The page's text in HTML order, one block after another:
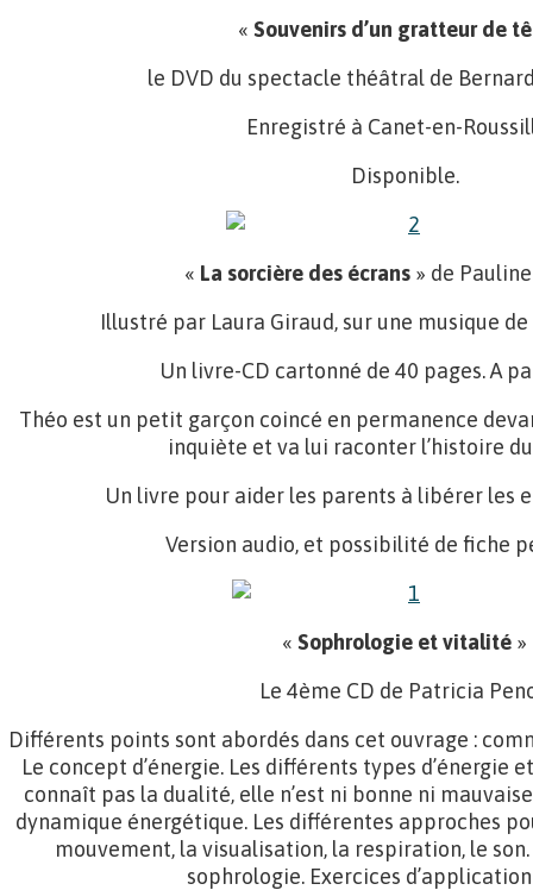
« Souvenirs d’un gratteur de
le DVD du spectacle théâtral de
Enregistré à Canet-en-
Disponible.
« La sorcière des écrans » de
Illustré par Laura Giraud, sur une musique
Un livre-CD cartonné de 40 pages. A
Théo est un petit garçon coincé en permanence
inquiète et va lui raconter l’histoire
Un livre pour aider les parents à libérer les
Version audio, et possibilité de fiche
« Sophrologie et vitalité »
Le 4ème CD de Patricia
Différents points sont abordés dans cet ouvrage :
Le concept d’énergie. Les différents types d’énergie
connaît pas la dualité, elle n’est ni bonne ni
dynamique énergétique. Les différentes approches
mouvement, la visualisation, la respiration, le
sophrologie. Exercices